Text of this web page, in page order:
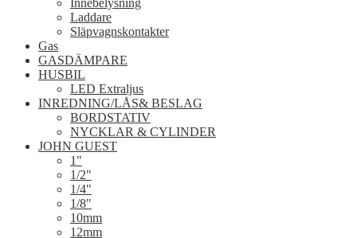
Innebelysning
Laddare
Släpvagnskontakter
Gas
GASDÄMPARE
HUSBIL
LED Extraljus
INREDNING/LÅS& BESLAG
BORDSTATIV
NYCKLAR & CYLINDER
JOHN GUEST
1"
1/2"
1/4"
1/8"
10mm
12mm